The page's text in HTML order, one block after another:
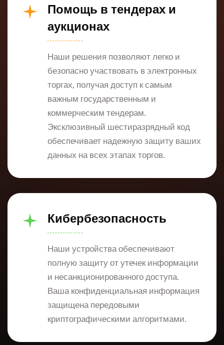
Помощь в тендерах и
аукционах
Наши решения позволяют легко и
безопасно участвовать в электронных
торгах, получая доступ к самым
важным государственным и
коммерческим тендерам.
Эксклюзивный шестиразрядный код
обеспечивает надежную защиту ваших
данных на всех этапах торгов.
Кибербезопасность
Наши устройства обеспечивают
полную защиту от утечек информации
и несанкционированного доступа.
Ваша конфиденциальная информация
защищена передовыми
криптографическими алгоритмами.